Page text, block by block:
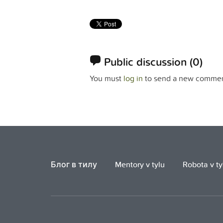
Public discussion (0)
You must log in to send a new
Блог в тилу Mentory v tylu Robota v